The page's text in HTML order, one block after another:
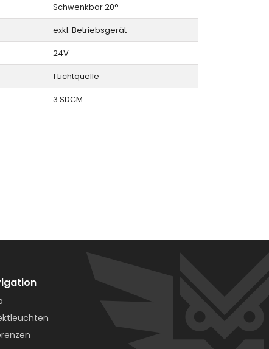
Schwenkbar 20°
exkl. Betriebsgerät
24V
1 Lichtquelle
3 SDCM